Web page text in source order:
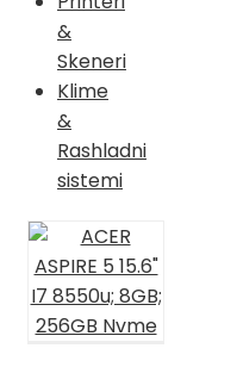
&
Skeneri
Klime
&
Rashladni
sistemi